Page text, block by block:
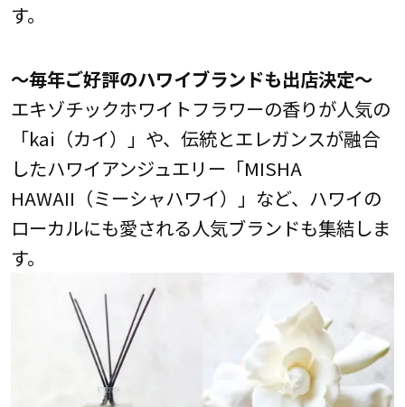
す。
～毎年ご好評のハワイブランドも出店決定～
エキゾチックホワイトフラワーの香りが人気の
「kai（カイ）」や、伝統とエレガンスが融合
したハワイアンジュエリー「MISHA
HAWAII（ミーシャハワイ）」など、ハワイの
ローカルにも愛される人気ブランドも集結しま
す。